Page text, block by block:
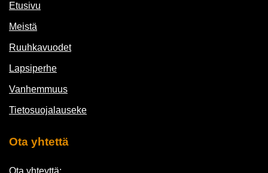
Etusivu
Meistä
Ruuhkavuodet
Lapsiperhe
Vanhemmuus
Tietosuojalauseke
Ota yhtettä